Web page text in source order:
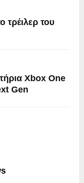
τρέιλερ του
Xbox One
Gen